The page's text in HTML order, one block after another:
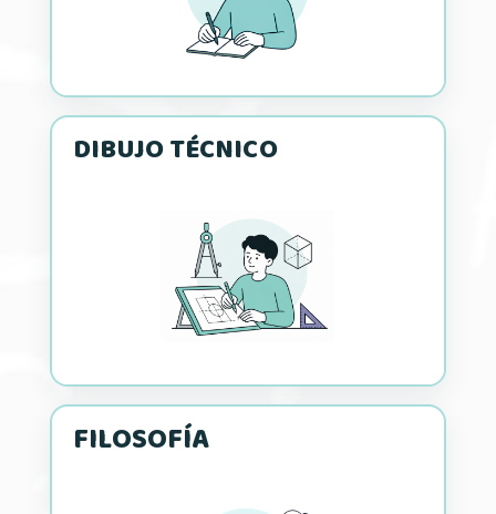
DIBUJO TÉCNICO
FILOSOFÍA